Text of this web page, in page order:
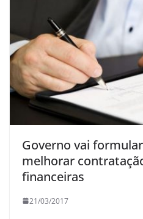
Governo vai
melhorar
financeiras
21/03/2017